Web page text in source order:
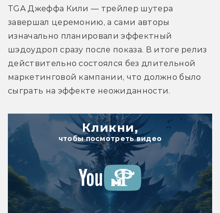
TGA Джеффа Кили — трейлер шутера
завершал церемонию, а сами авторы
изначально планировали эффектный
шэдоудроп сразу после показа. В итоге релиз
действительно состоялся без длительной
маркетинговой кампании, что должно было
сыграть на эффекте неожиданности.
Кликни,
чтобы посмотреть видео